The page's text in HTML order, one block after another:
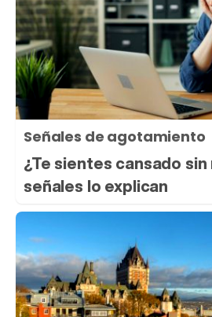
Señales de agotamiento
¿Te sientes cansado
señales lo explican